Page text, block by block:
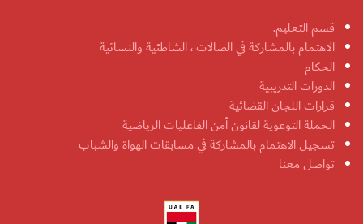
قسم التعليم.
الاهتمام بالمشاركة في الصالات ، الشاطئية والنسائية
الحكام
الدورات التدريبية
قرارات اللجان القضائية
الحملة التوعوية لقانون أمن الفاعليات الرياضية
تسجيل الاهتمام بالمشاركة في مسابقات الهواة والشباب
تواصل معنا